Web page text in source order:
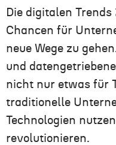
Die digitalen
Chancen für
neue Wege zu
und
nicht nur etwas für
traditionelle
Technologien
revolutionieren.